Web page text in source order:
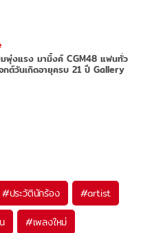
มพุ่งแรง มามิ้งค์ CGM48 แฟนทั่ว
กต์วันเกิดอายุครบ 21 ปี Gallery
#ประวัตินักร้อง #artist
#เพลงใหม่